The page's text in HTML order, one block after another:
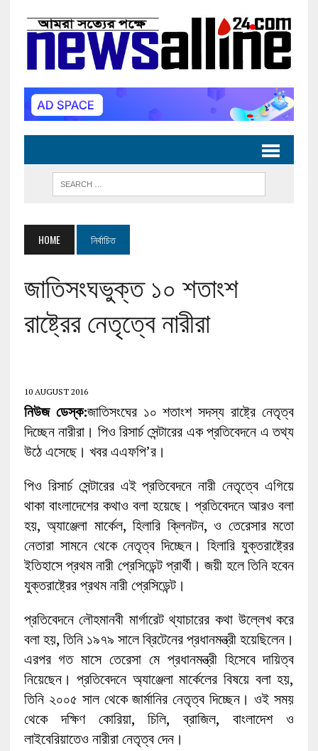
HOME নির্বাচিত
জাতিসংঘভুক্ত ১০ শতাংশ
রাষ্ট্রের নেতৃত্বে নারীরা
10 AUGUST 2016
নিউজ ডেস্ক:জাতিসংঘের ১০ শতাংশ সদস্য রাষ্ট্রে নেতৃত্ব
দিচ্ছেন নারীরা। পিও রিসার্চ সেন্টারের এক প্রতিবেদনে এ তথ্য
উঠে এসেছে। খবর এএফপি’র।
পিও রিসার্চ সেন্টারের এই প্রতিবেদনে নারী নেতৃত্বে এগিয়ে
থাকা বাংলাদেশের কথাও বলা হয়েছে। প্রতিবেদনে আরও বলা
হয়, অ্যাঞ্জেলা মার্কেল, হিলারি ক্লিনটন, ও তেরেসার মতো
নেতারা সামনে থেকে নেতৃত্ব দিচ্ছেন। হিলারি যুক্তরাষ্ট্রের
ইতিহাসে প্রথম নারী প্রেসিডেন্ট প্রার্থী। জয়ী হলে তিনি হবেন
যুক্তরাষ্ট্রের প্রথম নারী প্রেসিডেন্ট।
প্রতিবেদনে লৌহমানবী মার্গারেট থ্যাচারের কথা উল্লেখ করে
বলা হয়, তিনি ১৯৭৯ সালে ব্রিটেনের প্রধানমন্ত্রী হয়েছিলেন।
এরপর গত মাসে তেরেসা মে প্রধানমন্ত্রী হিসেবে দায়িত্ব
নিয়েছেন। প্রতিবেদনে অ্যাঞ্জেলা মার্কেলের বিষয়ে বলা হয়,
তিনি ২০০৫ সাল থেকে জার্মানির নেতৃত্ব দিচ্ছেন। ওই সময়
থেকে দক্ষিণ কোরিয়া, চিলি, ব্রাজিল, বাংলাদেশ ও
লাইবেরিয়াতেও নারীরা নেতৃত্ব দেন।